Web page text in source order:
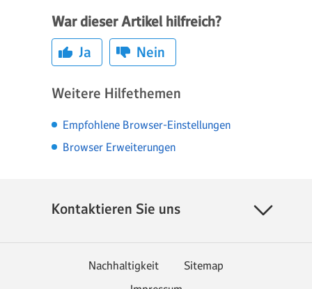
War dieser Artikel hilfreich?
Ja
Nein
Weitere Hilfethemen
Empfohlene Browser-Einstellungen
Browser Erweiterungen
Kontaktieren Sie uns
Nachhaltigkeit
Sitemap